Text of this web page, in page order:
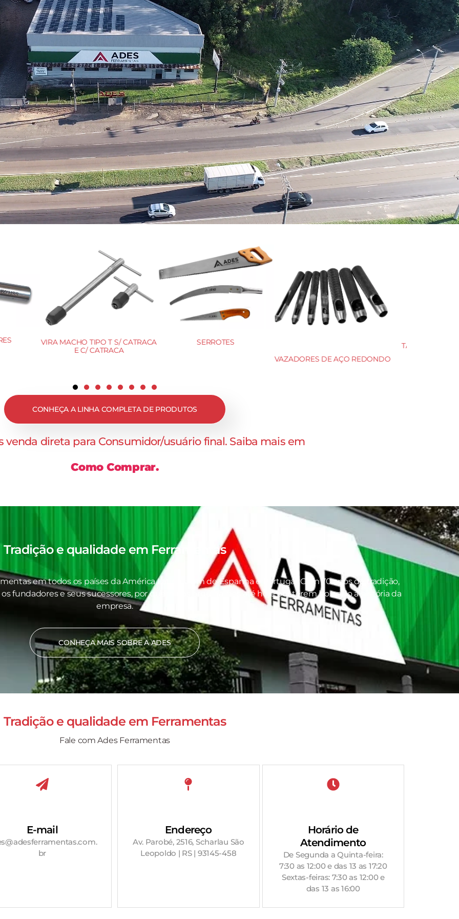
TALHADEIRA CHATA 15×150
SERRAS CIRCULARES HSS DIN
CONHEÇA A LINHA COMPLETA DE PRODUTOS
venda direta para Consumidor/usuário final. Saiba mais em
Como Comprar.
Tradição e qualidade em Ferramentas
em todos os países da América Latina, além de Espanha e Portugal. Com 70 anos de tradição,
fundadores e seus sucessores, por quem nos orgulhamos até hoje por terem honrado a história da
empresa.
CONHEÇA MAIS SOBRE A ADES
Tradição e qualidade em Ferramentas
Fale com Ades Ferramentas
E-mail
br
Endereço
Av. Parobé, 2516, Scharlau São
Leopoldo | RS | 93145-458
Horário de
Atendimento
De Segunda a Quinta-feira:
7:30 as 12:00 e das 13 as 17:20
Sextas-feiras: 7:30 as 12:00 e
das 13 as 16:00